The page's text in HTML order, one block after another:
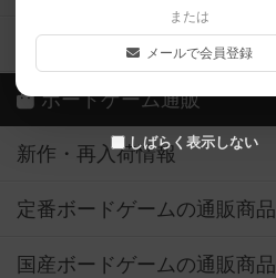
または
メールで会員登録
しばらく表示しない
ボドゲーマご利用案内
ボードゲーム通販
新作・再入荷情報
定番ボードゲームの通販商品
国産ボードゲームの通販商品